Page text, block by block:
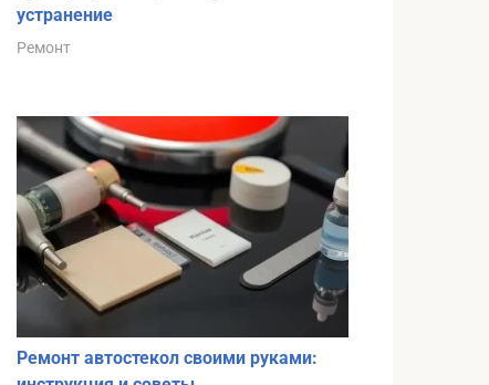
устранение
Ремонт
Ремонт автостекол своими руками: